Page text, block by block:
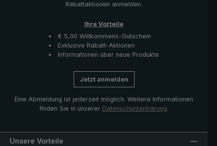
Rabattaktionen anmelden.
Ihre Vorteile
€ 5,00 Willkommens-Gutschein
Exklusive Rabatt-Aktionen
Informationen über neue Produkte
Jetzt anmelden
Eine Abmeldung ist jederzeit möglich. Weitere Informationen
finden Sie in unserer Datenschutzerklärung.
Unsere Vorteile